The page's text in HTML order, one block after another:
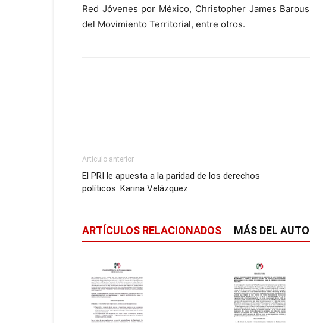
Red Jóvenes por México, Christopher James
del Movimiento Territorial, entre otros.
Artículo anterior
El PRI le apuesta a la paridad de los derechos
políticos: Karina Velázquez
ARTÍCULOS RELACIONADOS MÁS DEL